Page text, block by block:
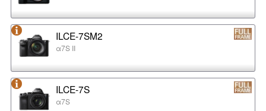
ILCE-7SM2
α7S II
ILCE-7S
α7S